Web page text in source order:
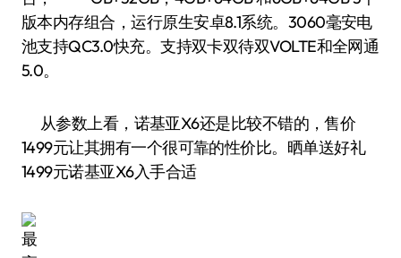
版本内存组合，运行原生安卓8.1系统。3060毫安电
池支持QC3.0快充。支持双卡双待双VOLTE和全网通
5.0。
从参数上看，诺基亚X6还是比较不错的，售价
1499元让其拥有一个很可靠的性价比。晒单送好礼
1499元诺基亚X6入手合适